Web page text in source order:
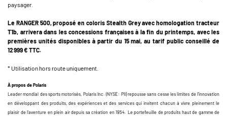
paysager.
Le RANGER 500, proposé en coloris Stealth Grey avec homologation tracteur
T1b, arrivera dans les concessions françaises à la fin du printemps, avec les
premières unités disponibles à partir du 15 mai, au tarif public conseillé de
12 999 € TTC.
* Utilisation hors route uniquement.
À propos de Polaris
Leader mondial des sports motorisés, Polaris Inc. (NYSE : PII) repousse sans cesse les limites de l’innovation
en développant des produits, des expériences et des services qui invitent chacun à vivre pleinement le
plaisir de l’aventure en plein air depuis sa création en 1954. Le portefeuille de produits haut de gamme de